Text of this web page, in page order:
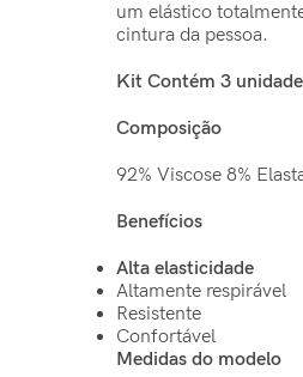
um elástico
cintura da pessoa.
Kit Contém 3
Composição
92% Viscose 8%
Benefícios
Alta elasticidade
Altamente respirável
Resistente
Confortável
Medidas do modelo